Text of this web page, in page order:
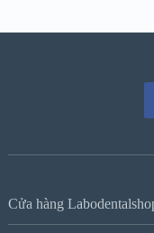
Cửa hàng